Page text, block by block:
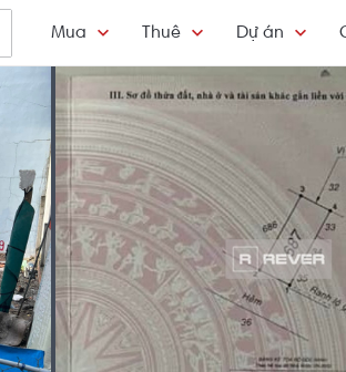
Mua Thuê Dự án